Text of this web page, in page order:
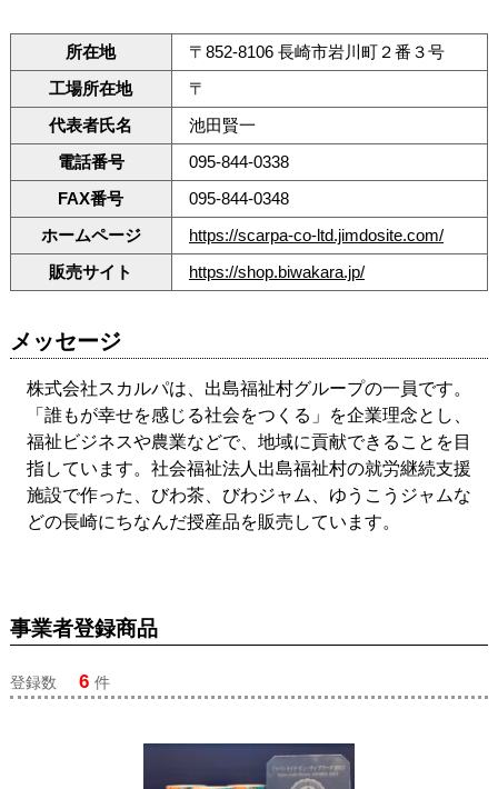
所在地
〒852-8106 長崎市岩川町２番３号
工場所在地
〒
代表者氏名
池田賢一
電話番号
095-844-0338
FAX番号
095-844-0348
ホームページ
https://scarpa-co-ltd.jimdosite.com/
販売サイト
https://shop.biwakara.jp/
メッセージ
株式会社スカルパは、出島福祉村グループの一員です。
「誰もが幸せを感じる社会をつくる」を企業理念とし、
福祉ビジネスや農業などで、地域に貢献できることを目
指しています。社会福祉法人出島福祉村の就労継続支援
施設で作った、びわ茶、びわジャム、ゆうこうジャムな
どの長崎にちなんだ授産品を販売しています。
事業者登録商品
登録数 6 件